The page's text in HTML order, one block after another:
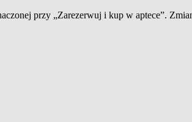
przy „Zarezerwuj i kup w aptece”.